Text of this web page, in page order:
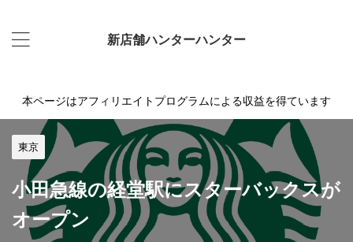
新店舗ハンターハンター
本ページはアフィリエイトプログラムによる収益を得ています
東京
小田急線の経堂駅にスターバックスが
オープン